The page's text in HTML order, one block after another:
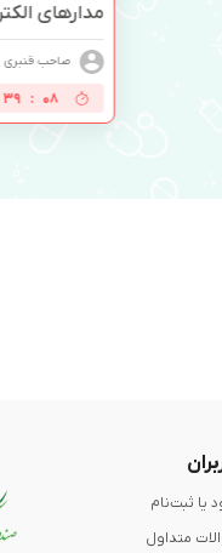
مدارهای
صاحب قنبری
07
:
39
یا ثبت‌نام
متداول